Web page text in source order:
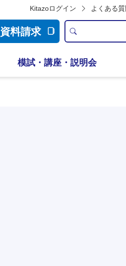
Kitazoログイン よくある質
資料請求
模試・講座・説明会